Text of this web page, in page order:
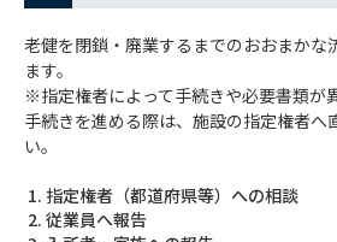
老健を閉鎖・廃業するまでのおおまかな
ます。
※指定権者によって手続きや必要書類が
手続きを進める際は、施設の指定権者へ
い。
指定権者（都道府県等）への相談
従業員へ報告